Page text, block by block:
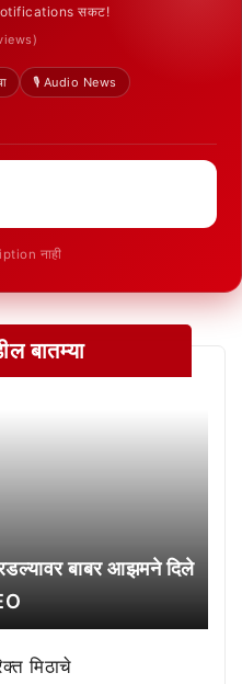
Notifications सकट!
🎙️ Audio News
नाही
बातम्या
बाबर आझमने दिले
मिठाचे